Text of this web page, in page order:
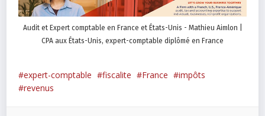
Audit et Expert comptable en France et États-Unis - Mathieu Aimlon |
CPA aux États-Unis, expert-comptable diplômé en France
expert-comptable fiscalite France
impôts
revenus